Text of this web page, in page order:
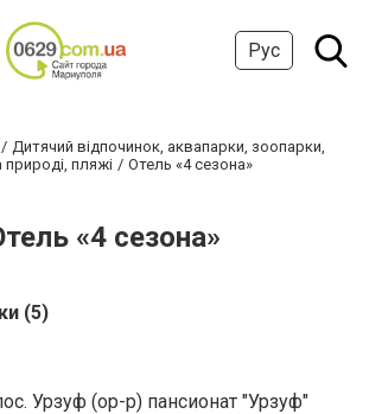
Рус
Дитячий відпочинок, аквапарки, зоопарки,
природі, пляжі Отель «4 сезона»
«4 сезона»
(5)
Урзуф (ор-р) пансионат "Урзуф"